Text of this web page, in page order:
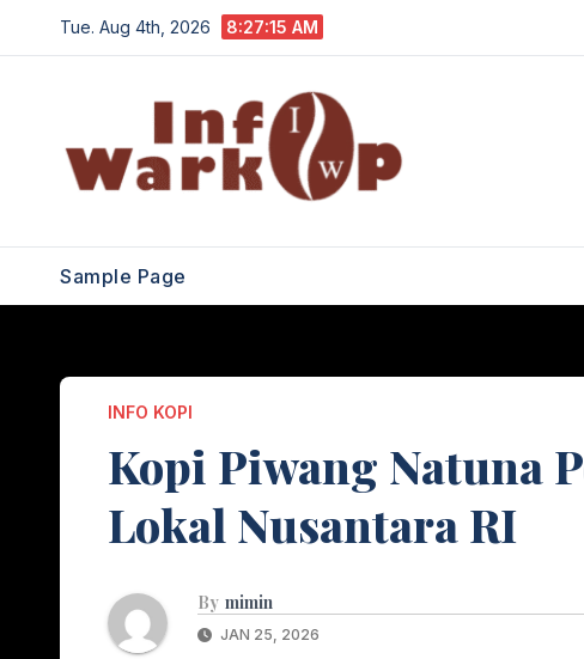
to
Tue. Aug 4th, 2026 8:27:16 AM
Sample Page
INFO KOPI
Kopi Piwang Natuna
Lokal Nusantara RI
By mimin
JAN 25, 2026